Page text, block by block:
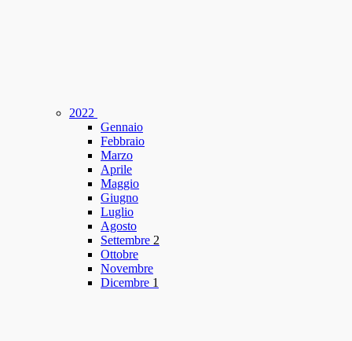
2022
Gennaio
Febbraio
Marzo
Aprile
Maggio
Giugno
Luglio
Agosto
Settembre 2
Ottobre
Novembre
Dicembre 1